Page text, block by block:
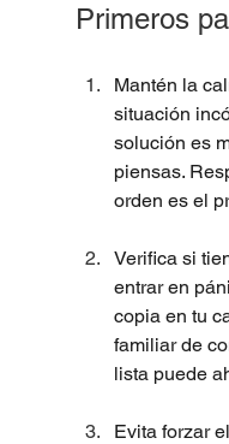
Primeros
Mantén la
situación
solución es
piensas.
orden es el
Verifica si
entrar en
copia en tu
familiar de
lista puede
Evita forzar